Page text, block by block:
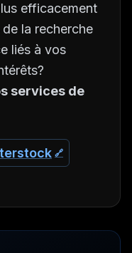
efficacement
la recherche
liés à vos
services de